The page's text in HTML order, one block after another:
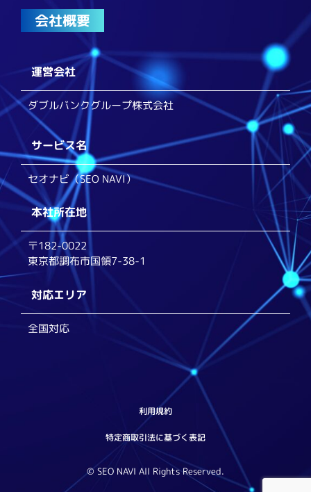
会社概要
運営会社
ダブルバンクグループ株式会社
サービス名
セオナビ（SEO NAVI）
本社所在地
〒182-0022
東京都調布市国領7-38-1
対応エリア
全国対応
利用規約
特定商取引法に基づく表記
© SEO NAVI All Rights Reserved.